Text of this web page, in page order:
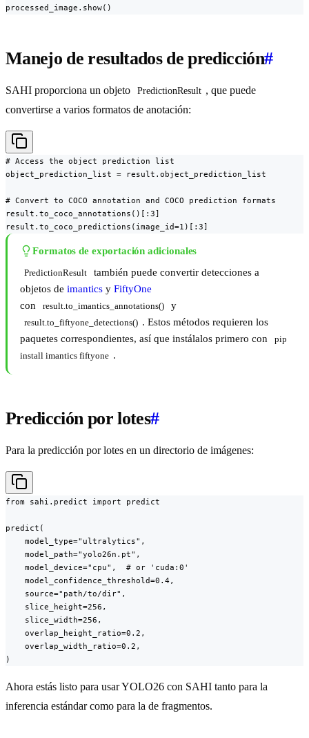
processed_image.show()
Manejo de resultados de predicción#
SAHI proporciona un objeto PredictionResult , que puede
convertirse a varios formatos de anotación:
# Access the object prediction list
object_prediction_list = result.object_prediction_list
# Convert to COCO annotation and COCO prediction formats
result.to_coco_annotations()[:3]
result.to_coco_predictions(image_id=1)[:3]
Formatos de exportación adicionales
PredictionResult
también puede convertir detecciones a
objetos de imantics y FiftyOne
con
result.to_imantics_annotations() y
result.to_fiftyone_detections() . Estos métodos requieren los
paquetes correspondientes, así que instálalos primero con
pip
install imantics fiftyone .
Predicción por lotes#
Para la predicción por lotes en un directorio de imágenes:
from sahi.predict import predict
predict(
    model_type="ultralytics",
    model_path="yolo26n.pt",
    model_device="cpu",  # or 'cuda:0'
    model_confidence_threshold=0.4,
    source="path/to/dir",
    slice_height=256,
    slice_width=256,
    overlap_height_ratio=0.2,
    overlap_width_ratio=0.2,
)
Ahora estás listo para usar YOLO26 con SAHI tanto para la
inferencia estándar como para la de fragmentos.